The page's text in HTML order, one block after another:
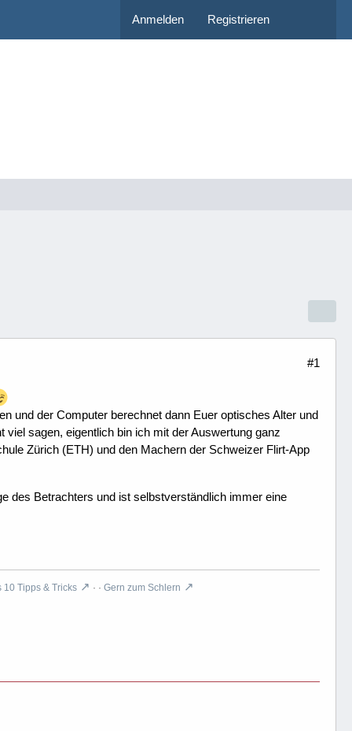
Anmelden Registrieren
#1
und der Computer berechnet dann Euer optisches Alter und
sagen, eigentlich bin ich mit der Auswertung ganz
Zürich (ETH) und den Machern der Schweizer Flirt-App
des Betrachters und ist selbstverständlich immer eine
10 Tipps & Tricks · · Gern zum Schlern